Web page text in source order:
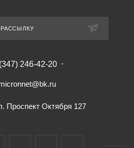
246-42-20
Проспект Октября 127